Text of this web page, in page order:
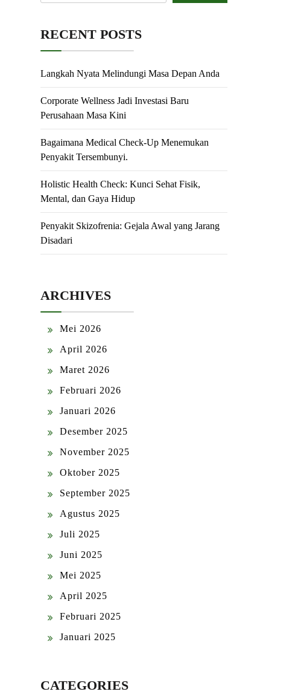
RECENT POSTS
Langkah Nyata Melindungi Masa Depan Anda
Corporate Wellness Jadi Investasi Baru
Perusahaan Masa Kini
Bagaimana Medical Check-Up Menemukan
Penyakit Tersembunyi.
Holistic Health Check: Kunci Sehat Fisik,
Mental, dan Gaya Hidup
Penyakit Skizofrenia: Gejala Awal yang Jarang
Disadari
ARCHIVES
Mei 2026
April 2026
Maret 2026
Februari 2026
Januari 2026
Desember 2025
November 2025
Oktober 2025
September 2025
Agustus 2025
Juli 2025
Juni 2025
Mei 2025
April 2025
Februari 2025
Januari 2025
CATEGORIES